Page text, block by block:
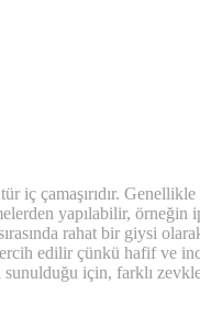
iç çamaşırıdır.
yapılabilir,
rahat bir giysi
edilir çünkü hafif ve
sunulduğu için, farklı